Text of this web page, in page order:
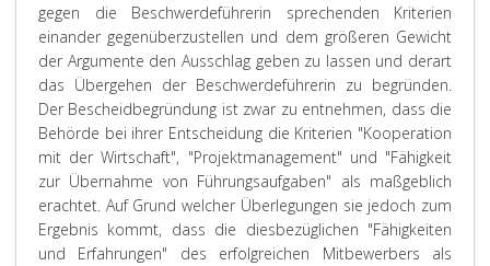
gegen die Beschwerdeführerin sprechenden Kriterien
einander gegenüberzustellen und dem größeren Gewicht
der Argumente den Ausschlag geben zu lassen und derart
das Übergehen der Beschwerdeführerin zu begründen.
Der Bescheidbegründung ist zwar zu entnehmen, dass die
Behörde bei ihrer Entscheidung die Kriterien "Kooperation
mit der Wirtschaft", "Projektmanagement" und "Fähigkeit
zur Übernahme von Führungsaufgaben" als maßgeblich
erachtet. Auf Grund welcher Überlegungen sie jedoch zum
Ergebnis kommt, dass die diesbezüglichen "Fähigkeiten
und Erfahrungen" des erfolgreichen Mitbewerbers als